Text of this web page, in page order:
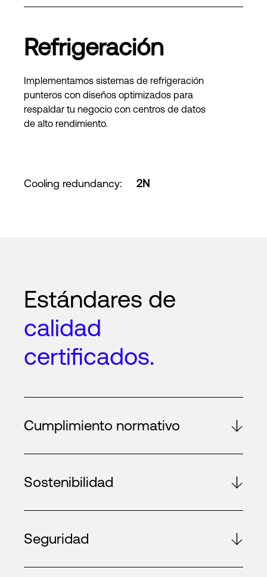
Refrigeración
Implementamos sistemas de refrigeración
punteros con diseños optimizados para
respaldar tu negocio con centros de datos
de alto rendimiento.
Cooling redundancy: 2N
Estándares de
calidad
certificados.
Cumplimiento normativo
Sostenibilidad
Seguridad